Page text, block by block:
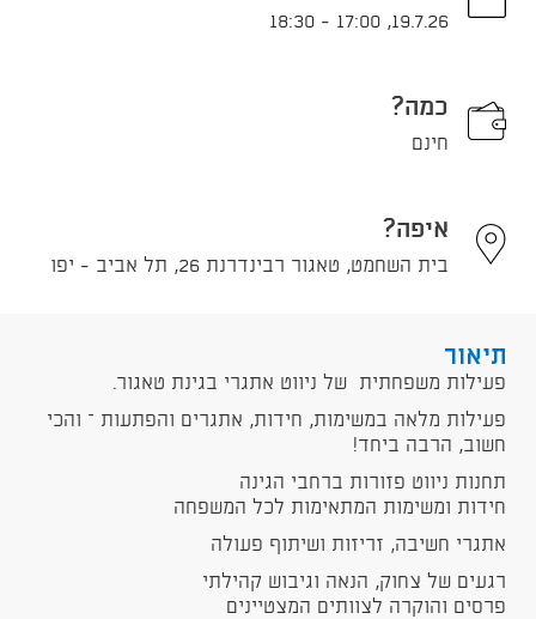
19.7.26
,
17:00
-
18:30
כמה?
חינם
איפה?
בית השחמט, טאגור רבינדרנת 26, תל אביב - יפו
תיאור
פעילות משפחתית של ניווט אתגרי בגינת טאגור.
פעילות מלאה במשימות, חידות, אתגרים והפתעות – והכי
חשוב, הרבה ביחד!
תחנות ניווט פזורות ברחבי הגינה
חידות ומשימות המתאימות לכל המשפחה
אתגרי חשיבה, זריזות ושיתוף פעולה
רגעים של צחוק, הנאה וגיבוש קהילתי
פרסים והוקרה לצוותים המצטיינים